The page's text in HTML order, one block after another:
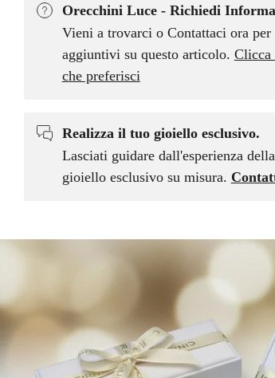
Orecchini Luce - Richiedi
Vieni a trovarci o Contattaci ora
aggiuntivi su questo articolo. Clicca
che preferisci
Realizza il tuo gioiello esclusivo.
Lasciati guidare dall'esperienza
gioiello esclusivo su misura.